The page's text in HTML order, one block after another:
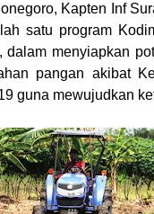
Kapten Inf
satu program
dalam menyiapkan
pangan akibat
guna mewujudkan